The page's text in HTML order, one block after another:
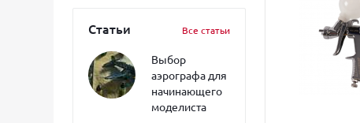
Статьи Все статьи
Выбор
аэрографа для
начинающего
моделиста